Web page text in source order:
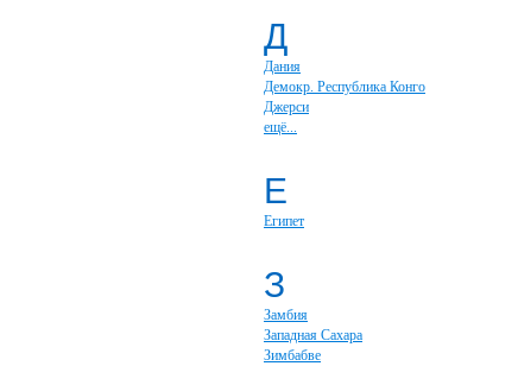
Д
Дания
Демокр. Республика Конго
Джерси
ещё...
Е
Египет
З
Замбия
Западная Сахара
Зимбабве